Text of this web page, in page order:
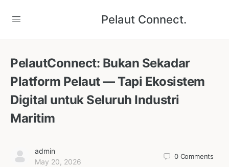
Pelaut Connect.
PelautConnect: Bukan Sekadar
Platform Pelaut — Tapi Ekosistem
Digital untuk Seluruh Industri
Maritim
admin
May 20, 2026
0 Comments